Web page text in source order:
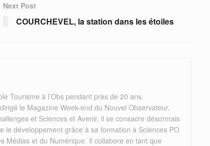
Next Post
COURCHEVEL, la station dans les étoiles
Tourisme à l’Obs pendant près de 20 ans.
le Magazine Week-end du Nouvel Observateur.
et Sciences et Avenir, il se consacre désormais
le développement grâce à sa formation à Sciences PO
Médias et du Numérique. Il collabore en tant que